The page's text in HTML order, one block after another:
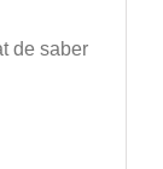
de saber